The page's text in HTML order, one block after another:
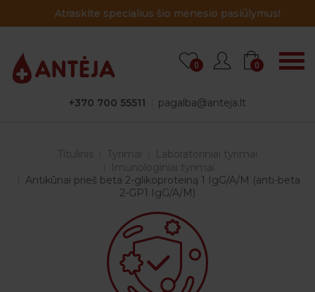
Atraskite specialius šio mėnesio pasiūlymus!
+370 700 55511 pagalba@anteja.lt
0 0
Titulinis Tyrimai
Laboratoriniai tyrimai
Imunologiniai tyrimai
Antikūnai prieš beta 2-glikoproteiną 1 IgG/A/M (anti-beta
2-GP1 IgG/A/M)